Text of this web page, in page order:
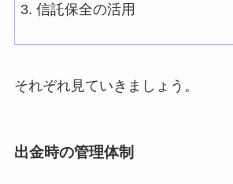
信託保全の活用
それぞれ見ていきましょう。
出金時の管理体制